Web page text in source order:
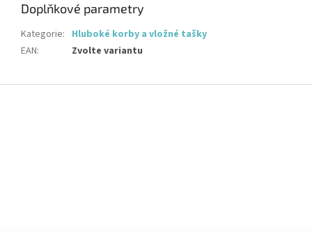
Doplňkové parametry
Kategorie: Hluboké korby a vložné tašky
EAN: Zvolte variantu